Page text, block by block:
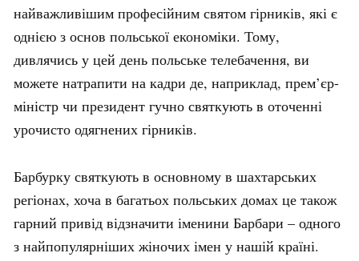
найважливішим професійним святом гірників, які є
однією з основ польської економіки. Тому,
дивлячись у цей день польське телебачення, ви
можете натрапити на кадри де, наприклад, прем’єр-
міністр чи президент гучно святкують в оточенні
урочисто одягнених гірників.
Барбурку святкують в основному в шахтарських
регіонах, хоча в багатьох польських домах це також
гарний привід відзначити іменини Барбари – одного
з найпопулярніших жіночих імен у нашій країні.